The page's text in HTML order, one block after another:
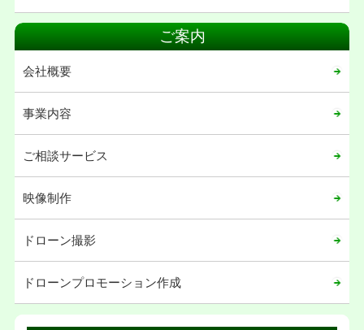
ご案内
会社概要
事業内容
ご相談サービス
映像制作
ドローン撮影
ドローンプロモーション作成